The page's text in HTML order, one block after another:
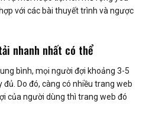
với các bài thuyết trình và ngược
nhanh nhất có thể
bình, mọi người đợi khoảng 3-5
Do đó, càng có nhiều trang web
của người dùng thì trang web đó